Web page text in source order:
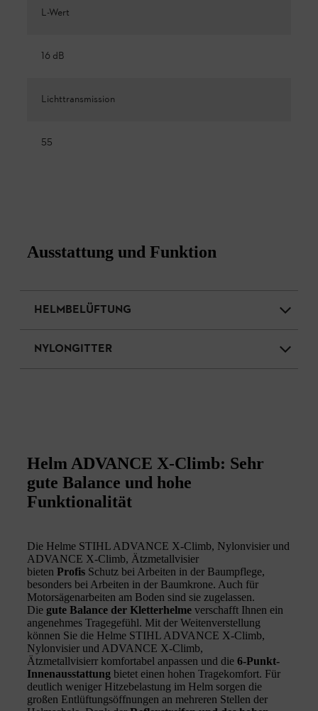
L-Wert
16 dB
Lichttransmission
55
Ausstattung und Funktion
HELMBELÜFTUNG
NYLONGITTER
Helm ADVANCE X-Climb: Sehr
gute Balance und hohe
Funktionalität
Die Helme STIHL ADVANCE X-Climb, Nylonvisier und
ADVANCE X-Climb, Ätzmetallvisier
bieten Profis Schutz bei Arbeiten in der Baumpflege,
besonders bei Arbeiten in der Baumkrone. Auch für
Motorsägenarbeiten am Boden sind sie zugelassen.
Die gute Balance der Kletterhelme verschafft Ihnen ein
angenehmes Tragegefühl. Mit der Weitenverstellung
können Sie die Helme STIHL ADVANCE X-Climb,
Nylonvisier und ADVANCE X-Climb,
Ätzmetallvisierr komfortabel anpassen und die 6-Punkt-
Innenausstattung bietet einen hohen Tragekomfort. Für
deutlich weniger Hitzebelastung im Helm sorgen die
großen Entlüftungsöffnungen an mehreren Stellen der